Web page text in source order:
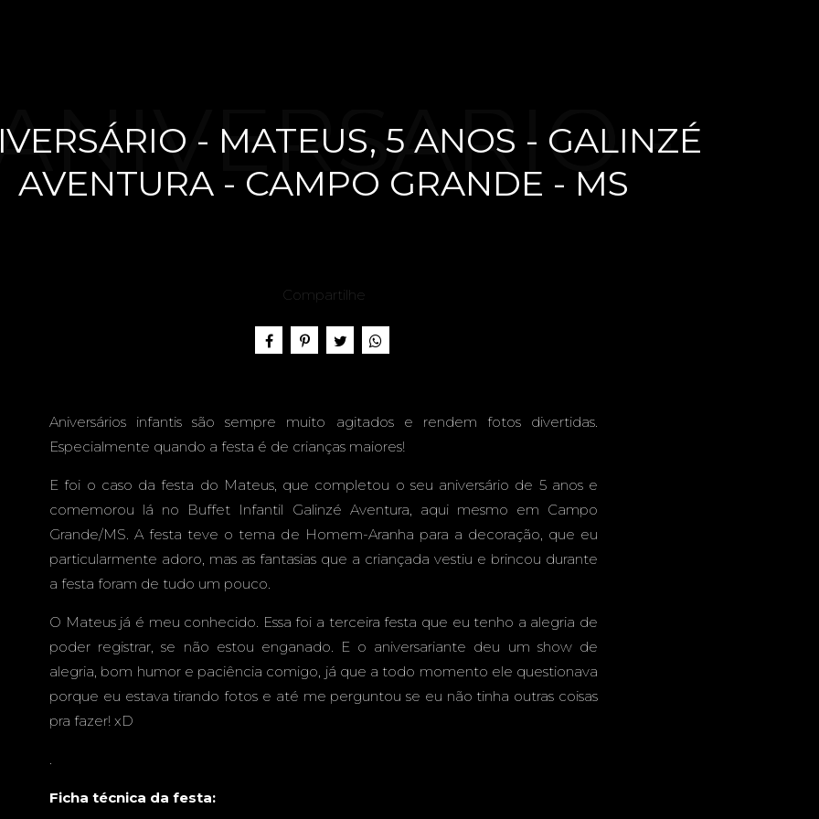
- MATEUS, 5 ANOS - GALINZÉ
AVENTURA - CAMPO GRANDE - MS -
AVENTURA
GRANDE -
MS
Compartilhe
Aniversários infantis são sempre muito agitados e rendem fotos divertidas.
Especialmente quando a festa é de crianças maiores!
E foi o caso da festa do Mateus, que completou o seu aniversário de 5 anos e
comemorou lá no Buffet Infantil Galinzé Aventura, aqui mesmo em Campo
Grande/MS. A festa teve o tema de Homem-Aranha para a decoração, que eu
particularmente adoro, mas as fantasias que a criançada vestiu e brincou durante
a festa foram de tudo um pouco.
O Mateus já é meu conhecido. Essa foi a terceira festa que eu tenho a alegria de
poder registrar, se não estou enganado. E o aniversariante deu um show de
alegria, bom humor e paciência comigo, já que a todo momento ele questionava
porque eu estava tirando fotos e até me perguntou se eu não tinha outras coisas
pra fazer! xD
.
Ficha técnica da festa: